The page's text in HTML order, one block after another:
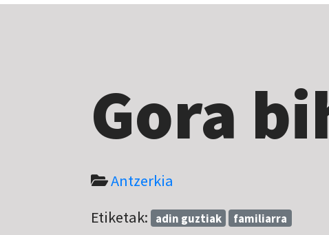
Gora
Antzerkia
Etiketak: adin guztiak familiarra